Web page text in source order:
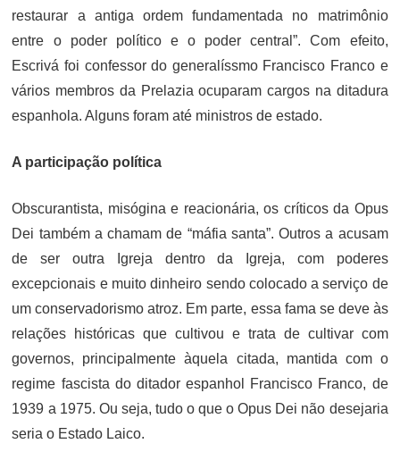
restaurar a antiga ordem fundamentada no matrimônio
entre o poder político e o poder central”. Com efeito,
Escrivá foi confessor do generalíssmo Francisco Franco e
vários membros da Prelazia ocuparam cargos na ditadura
espanhola. Alguns foram até ministros de estado.
A participação política
Obscurantista, misógina e reacionária, os críticos da Opus
Dei também a chamam de “máfia santa”. Outros a acusam
de ser outra Igreja dentro da Igreja, com poderes
excepcionais e muito dinheiro sendo colocado a serviço de
um conservadorismo atroz. Em parte, essa fama se deve às
relações históricas que cultivou e trata de cultivar com
governos, principalmente àquela citada, mantida com o
regime fascista do ditador espanhol Francisco Franco, de
1939 a 1975. Ou seja, tudo o que o Opus Dei não desejaria
seria o Estado Laico.